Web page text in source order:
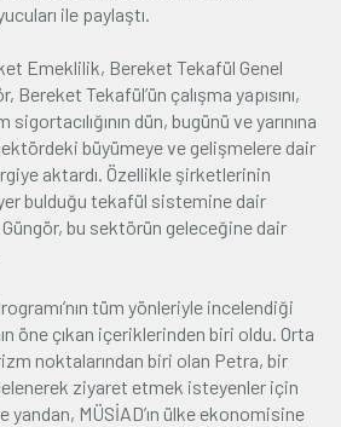
ile paylaştı.
Emeklilik, Bereket Tekafül Genel
Bereket Tekafül’ün çalışma yapısını,
sigortacılığının dün, bugünü ve yarınına
büyümeye ve gelişmelere dair
aktardı. Özellikle şirketlerinin
bulduğu tekafül sistemine dair
bu sektörün geleceğine dair
tüm yönleriyle incelendiği
öne çıkan içeriklerinden biri oldu. Orta
noktalarından biri olan Petra, bir
ziyaret etmek isteyenler için
yandan, MÜSİAD’ın ülke ekonomisine